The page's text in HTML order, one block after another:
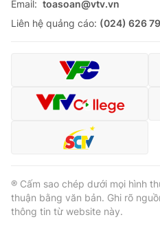
Email: toasoan@vtv.vn
Liên hệ quảng cáo: (024) 626
® Cấm sao chép dưới mọi hình
thuận bằng văn bản. Ghi rõ
thông tin từ website này.